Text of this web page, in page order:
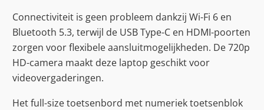
Connectiviteit is geen probleem dankzij Wi-Fi 6 en
Bluetooth 5.3, terwijl de USB Type-C en HDMI-poorten
zorgen voor flexibele aansluitmogelijkheden. De 720p
HD-camera maakt deze laptop geschikt voor
videovergaderingen.
Het full-size toetsenbord met numeriek toetsenblok